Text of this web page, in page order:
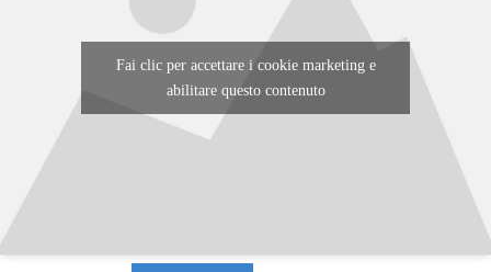
Fai clic per accettare i cookie marketing e
abilitare questo contenuto